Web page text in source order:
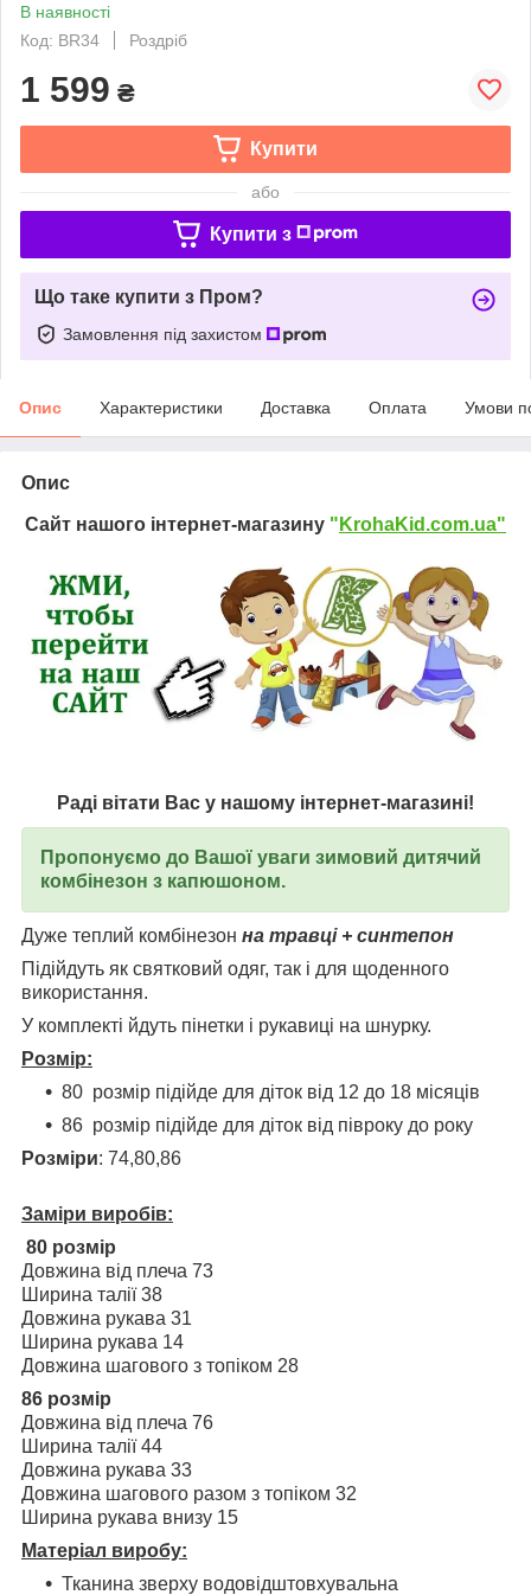
В наявності
Код: BR34
Роздріб
1 599 ₴
Купити
або
Купити з
Що таке купити з Пром?
Замовлення під захистом
Опис Характеристики Доставка Оплата Умови
Опис
Сайт нашого інтернет-магазину " KrohaKid.com.ua"
Раді вітати Вас у нашому інтернет-магазині!
Пропонуємо до Вашої уваги зимовий дитячий
комбінезон з капюшоном.
Дуже теплий комбінезон на травці + синтепон
Підійдуть як святковий одяг, так і для щоденного
використання.
У комплекті йдуть пінетки і рукавиці на шнурку.
Розмір:
80 розмір підійде для діток від 12 до 18 місяців
86 розмір підійде для діток від півроку до року
Розміри: 74,80,86
Заміри виробів:
80 розмір
Довжина від плеча 73
Ширина талії 38
Довжина рукава 31
Ширина рукава 14
Довжина шагового з топіком 28
86 розмір
Довжина від плеча 76
Ширина талії 44
Довжина рукава 33
Довжина шагового разом з топіком 32
Ширина рукава внизу 15
Матеріал виробу:
Тканина зверху водовідштовхувальна